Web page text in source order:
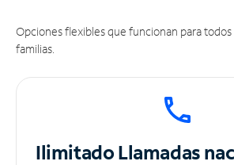
Opciones flexibles que funcionan para
familias.
IlimitadoLlamadas